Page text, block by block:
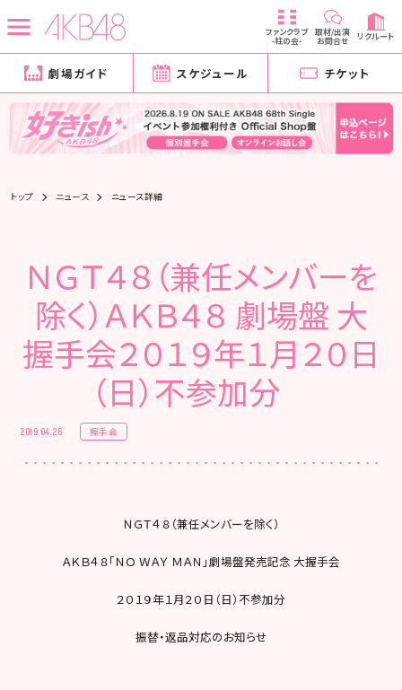
ファンクラブ
-柱の会-
取材/出演
お問合せ リクルート
劇場ガイド スケジュール チケット
トップ ニュース ニュース詳細
ＮＧＴ４８（兼任メンバーを
除く）ＡＫＢ４８ 劇場盤 大
握手会２０１９年１月２０日
（日）不参加分
2019.04.26 握手会
ＮＧＴ４８（兼任メンバーを除く）
ＡＫＢ４８「ＮＯ ＷＡＹ ＭＡＮ」劇場盤発売記念 大握手会
２０１９年１月２０日（日）不参加分
振替・返品対応のお知らせ